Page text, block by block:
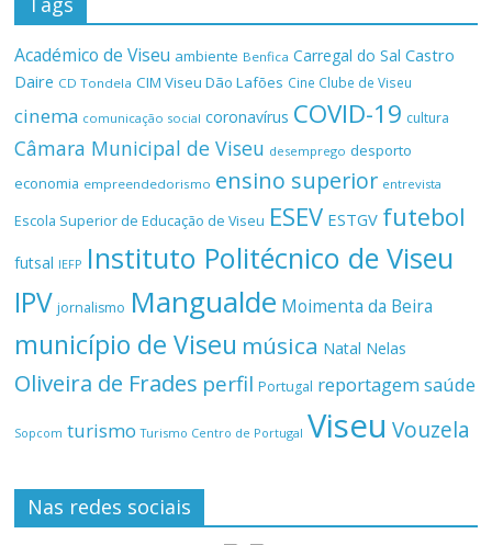
Académico de Viseu ambiente Benfica Carregal do Sal Castro
Daire CD Tondela CIM Viseu Dão Lafões Cine Clube de Viseu
cinema comunicação social coronavírus COVID-19 cultura
Câmara Municipal de Viseu desemprego desporto
economia empreendedorismo ensino superior entrevista
Escola Superior de Educação de Viseu ESEV ESTGV futebol
futsal IEFP Instituto Politécnico de Viseu
IPV jornalismo Mangualde Moimenta da Beira
município de Viseu música Natal Nelas
Oliveira de Frades perfil Portugal reportagemsaúde
Sopcom turismo Turismo Centro de Portugal Viseu Vouzela
Nas redes sociais